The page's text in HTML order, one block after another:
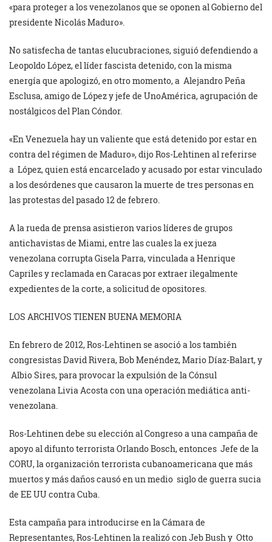
«para proteger a los venezolanos que se oponen al Gobierno del
presidente Nicolás Maduro».
No satisfecha de tantas elucubraciones, siguió defendiendo a
Leopoldo López, el líder fascista detenido, con la misma
energía que apologizó, en otro momento, a Alejandro Peña
Esclusa, amigo de López y jefe de UnoAmérica, agrupación de
nostálgicos del Plan Cóndor.
«En Venezuela hay un valiente que está detenido por estar en
contra del régimen de Maduro», dijo Ros-Lehtinen al referirse
a López, quien está encarcelado y acusado por estar vinculado
a los desórdenes que causaron la muerte de tres personas en
las protestas del pasado 12 de febrero.
A la rueda de prensa asistieron varios líderes de grupos
antichavistas de Miami, entre las cualesla ex jueza
venezolana corruptaGiselaParra, vinculada a Henrique
Capriles y reclamada en Caracas por extraer ilegalmente
expedientes de la corte, a solicitud de opositores.
LOS ARCHIVOS TIENEN BUENA MEMORIA
En febrero de 2012, Ros-Lehtinen se asoció a los también
congresistas David Rivera, Bob Menéndez, Mario Díaz-Balart, y
Albio Sires, para provocar la expulsión de la Cónsul
venezolana Livia Acosta con una operación mediática anti-
venezolana.
Ros-Lehtinen debe su elección al Congreso a una campaña de
apoyo al difunto terrorista Orlando Bosch, entonces Jefe de la
CORU, la organización terrorista cubanoamericana que más
muertos y más daños causó en un medio siglo de guerra sucia
de EE UU contra Cuba.
Esta campaña para introducirse en la Cámara de
Representantes, Ros-Lehtinen la realizócon Jeb Bush y Otto